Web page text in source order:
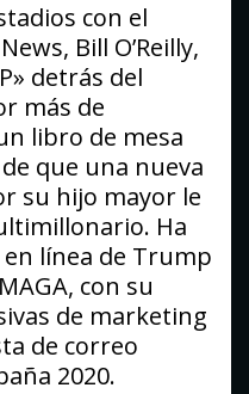
con el
Bill O’Reilly,
detrás del
más de
libro de mesa
que una nueva
su hijo mayor le
Ha
línea de Trump
con su
de marketing
de correo
2020.